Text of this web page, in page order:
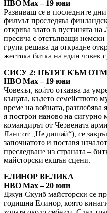
HBO Max – 19 юни
Развиващ се в последните
филмът проследява
открива злато в пустинята на
пресича с отстъпващи
група решава да открадне
жестока битка на един човек
СИСУ 2: ПЪТЯТ КЪМ
HBO Max – 19 юни
Човекът, който отказва да
къщата, където семейството
време на войната,
я построи наново на сигурно
командирът от Червената
Ланг от „Не дишай“), се
започнатото и поставя
преследване из страната –
майсторски екшън сцени.
ЕЛИНОР ВЕЛИКА
HBO Max – 20 юни
Джун Скуиб майсторски се
годишна Елинор, която